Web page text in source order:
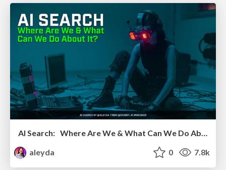
AI Search: Where Are We & What Can We Do About It?
aleyda
0 7.8k